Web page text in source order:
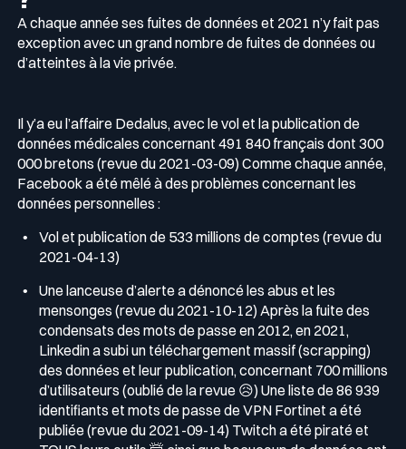
A chaque année ses fuites de données et 2021 n’y fait pas
exception avec un grand nombre de fuites de données ou
d’atteintes à la vie privée.
Il y’a eu l’affaire Dedalus, avec le vol et la publication de
données médicales concernant 491 840 français dont 300
000 bretons (revue du 2021-03-09) Comme chaque année,
Facebook a été mêlé à des problèmes concernant les
données personnelles :
Vol et publication de 533 millions de comptes (revue du
2021-04-13)
Une lanceuse d’alerte a dénoncé les abus et les
mensonges (revue du 2021-10-12) Après la fuite des
condensats des mots de passe en 2012, en 2021,
Linkedin a subi un téléchargement massif (scrapping)
des données et leur publication, concernant 700 millions
d’utilisateurs (oublié de la revue 😥) Une liste de 86 939
identifiants et mots de passe de VPN Fortinet a été
publiée (revue du 2021-09-14) Twitch a été piraté et